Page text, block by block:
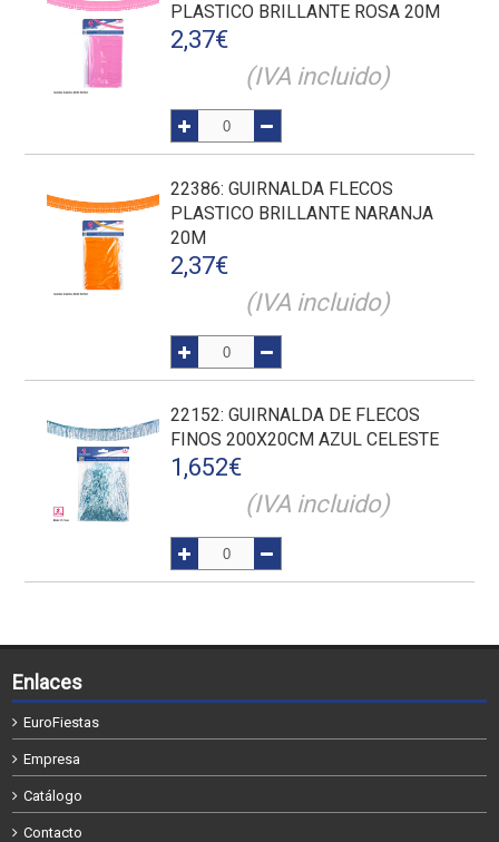
PLASTICO BRILLANTE ROSA 20M
2,37€
(IVA incluido)
22386: GUIRNALDA FLECOS
PLASTICO BRILLANTE NARANJA
20M
2,37€
(IVA incluido)
22152: GUIRNALDA DE FLECOS
FINOS 200X20CM AZUL CELESTE
1,652€
(IVA incluido)
Enlaces
EuroFiestas
Empresa
Catálogo
Contacto